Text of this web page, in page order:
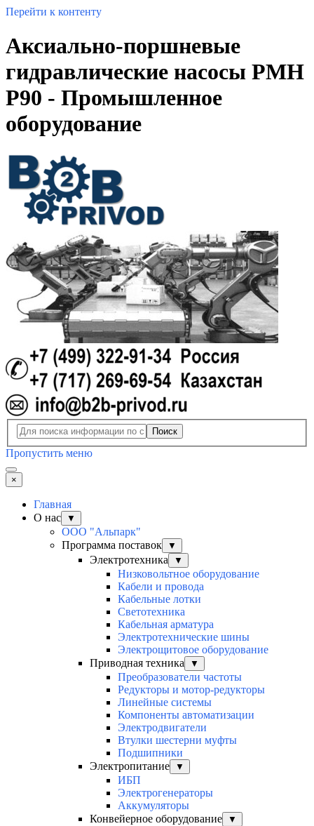
Перейти к контенту
Аксиально-поршневые
гидравлические насосы PMH
P90 - Промышленное
оборудование
Поиск
Пропустить меню
×
Главная
О нас
▼
ООО "Альпарк"
Программа поставок
▼
Электротехника ▼
Низковольтное оборудование
Кабели и провода
Кабельные лотки
Светотехника
Кабельная арматура
Электротехнические шины
Электрощитовое оборудование
Приводная техника
▼
Преобразователи частоты
Редукторы и мотор-редукторы
Линейные системы
Компоненты автоматизации
Электродвигатели
Втулки шестерни муфты
Подшипники
Электропитание
▼
ИБП
Электрогенераторы
Аккумуляторы
Конвейерное оборудование
▼